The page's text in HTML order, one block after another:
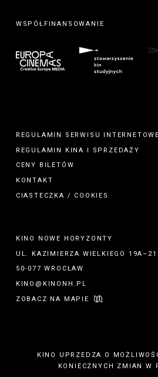
WSPÓŁFINANSOWANIE
REGULAMIN SERWISU
REGULAMIN KINA I
SPRZEDAŻY
CENY BILETÓW
KONTAKT
CIASTECZKA / COOKIES
KINO NOWE HORYZONTY
UL. KAZIMIERZA WIELKIEGO 19A–21
50-077 WROCŁAW
KINO@KINONH.PL
ZOBACZ NA MAPIE
KINO UPRZEDZA O
KONIECZNYCH ZMIAN W